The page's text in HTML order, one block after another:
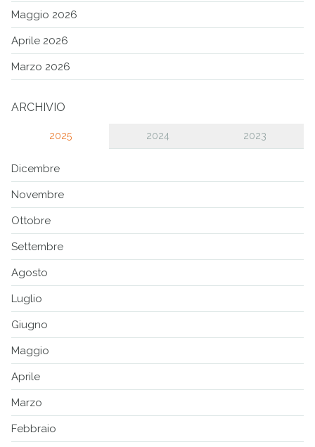
Maggio 2026
Aprile 2026
Marzo 2026
ARCHIVIO
2025 2024 2023
Dicembre
Novembre
Ottobre
Settembre
Agosto
Luglio
Giugno
Maggio
Aprile
Marzo
Febbraio